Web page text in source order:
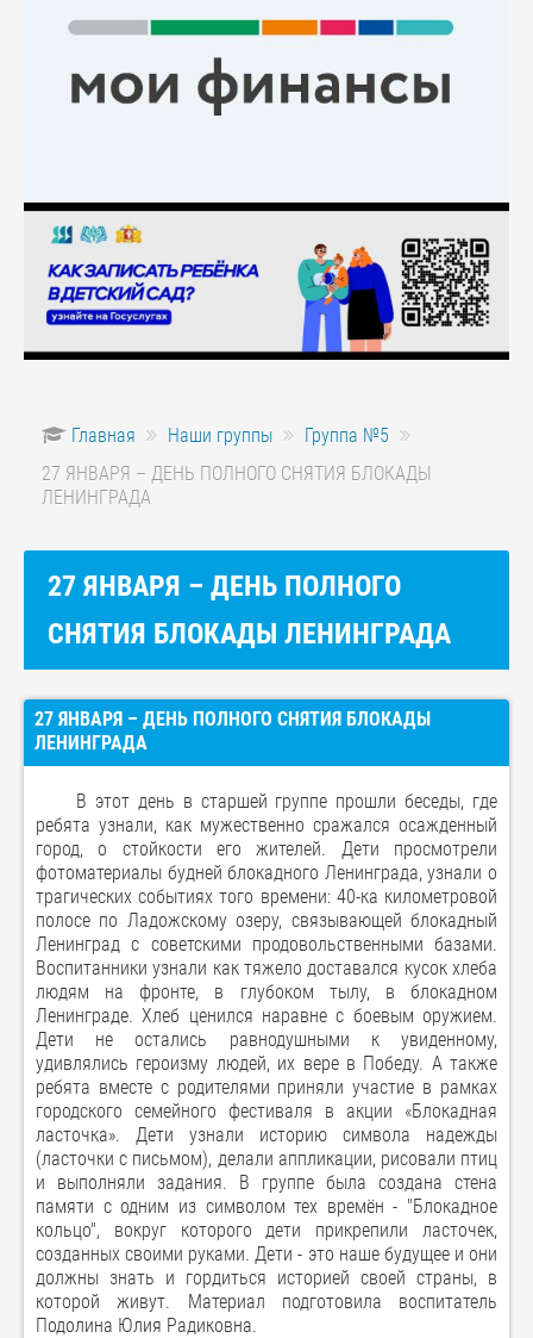
Главная Наши группы
Группа №5
27 ЯНВАРЯ – ДЕНЬ ПОЛНОГО СНЯТИЯ БЛОКАДЫ
ЛЕНИНГРАДА
27 ЯНВАРЯ – ДЕНЬ ПОЛНОГО
СНЯТИЯ БЛОКАДЫ ЛЕНИНГРАДА
27 ЯНВАРЯ – ДЕНЬ ПОЛНОГО СНЯТИЯ БЛОКАДЫ
ЛЕНИНГРАДА
В этот день в старшей группе прошли беседы, где
ребята узнали, как мужественно сражался осажденный
город, о стойкости его жителей. Дети просмотрели
фотоматериалы будней блокадного Ленинграда, узнали о
трагических событиях того времени: 40-ка километровой
полосе по Ладожскому озеру, связывающей блокадный
Ленинград с советскими продовольственными базами.
Воспитанники узнали как тяжело доставался кусок хлеба
людям на фронте, в глубоком тылу, в блокадном
Ленинграде. Хлеб ценился наравне с боевым оружием.
Дети не остались равнодушными к увиденному,
удивлялись героизму людей, их вере в Победу. А также
ребята вместе с родителями приняли участие в рамках
городского семейного фестиваля в акции «Блокадная
ласточка». Дети узнали историю символа надежды
(ласточки с письмом), делали аппликации, рисовали птиц
и выполняли задания. В группе была создана стена
памяти с одним из символом тех времён - "Блокадное
кольцо", вокруг которого дети прикрепили ласточек,
созданных своими руками. Дети - это наше будущее и они
должны знать и гордиться историей своей страны, в
которой живут. Материал подготовила воспитатель
Подолина Юлия Радиковна.